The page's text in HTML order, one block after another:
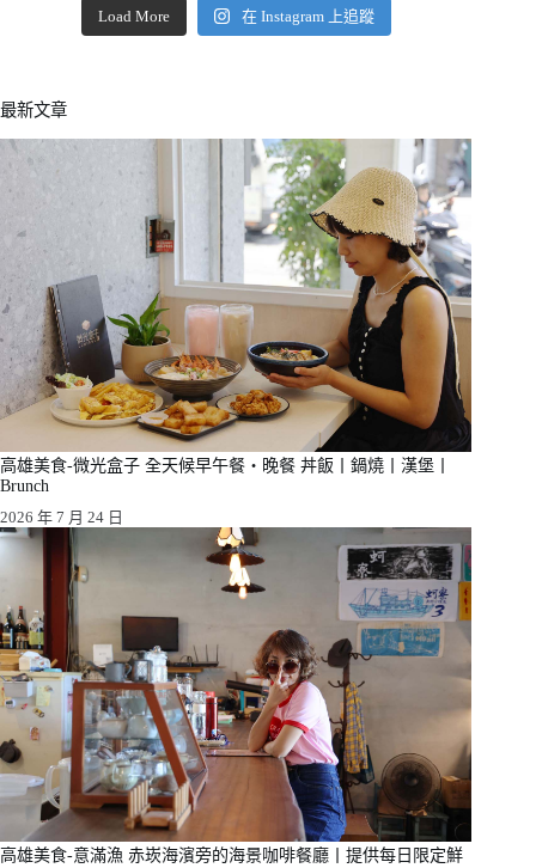
Load More 在 Instagram 上追蹤
最新文章
高雄美食-微光盒子 全天候早午餐・晚餐 丼飯丨鍋燒丨漢堡丨
Brunch
2026 年 7 月 24 日
高雄美食-意滿漁 赤崁海濱旁的海景咖啡餐廳丨提供每日限定鮮